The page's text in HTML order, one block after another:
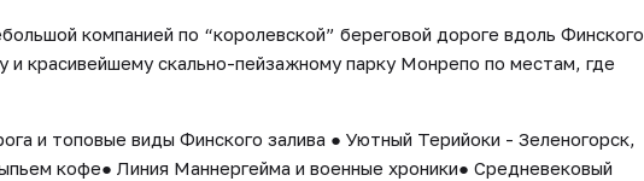
компанией по “королевской” береговой дороге вдоль Финского
и красивейшему скально-пейзажному парку Монрепо по местам, где
и топовые виды Финского залива ● Уютный Терийоки - Зеленогорск,
кофе● Линия Маннергейма и военные хроники● Средневековый